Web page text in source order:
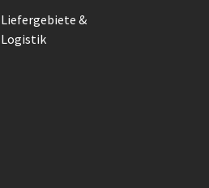
Liefergebiete &
Logistik